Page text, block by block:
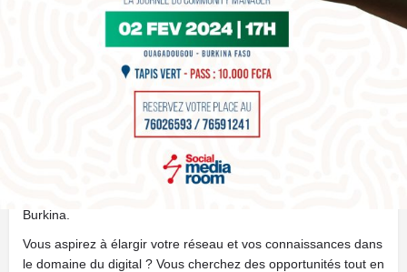
Avis 0
Ajouter aux favoris
Burkina.
Vous aspirez à élargir votre réseau et vos connaissances dans
le domaine du digital ? Vous cherchez des opportunités tout en